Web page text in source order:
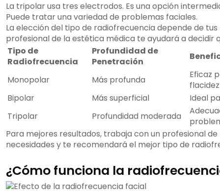
La tripolar usa tres electrodos. Es una opción
Puede tratar una variedad de problemas faciales.
La elección del tipo de radiofrecuencia depende de
profesional de la estética médica te ayudará a decidir
Tipo de
Radiofrecuencia
Profundidad de
Penetración
Monopolar Más profunda
Eficaz
flacidez
Bipolar
Más superficial
Ideal
Tripolar
Profundidad moderada
Para mejores resultados, trabaja con un profesional
necesidades y te recomendará el mejor tipo de
¿Cómo funciona la